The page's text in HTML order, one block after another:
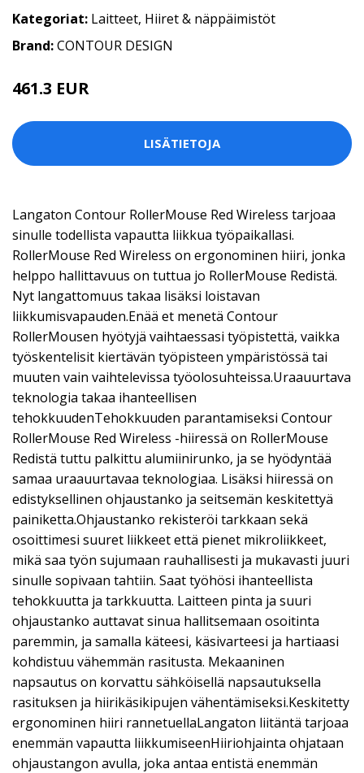
Kategoriat: Laitteet, Hiiret & näppäimistöt
Brand:CONTOUR DESIGN
461.3 EUR
LISÄTIETOJA
Langaton Contour RollerMouse Red Wireless tarjoaa
sinulle todellista vapautta liikkua työpaikallasi.
RollerMouse Red Wireless on ergonominen hiiri, jonka
helppo hallittavuus on tuttua jo RollerMouse Redistä.
Nyt langattomuus takaa lisäksi loistavan
liikkumisvapauden.Enää et menetä Contour
RollerMousen hyötyjä vaihtaessasi työpistettä, vaikka
työskentelisit kiertävän työpisteen ympäristössä tai
muuten vain vaihtelevissa työolosuhteissa.Uraauurtava
teknologia takaa ihanteellisen
tehokkuudenTehokkuuden parantamiseksi Contour
RollerMouse Red Wireless -hiiressä on RollerMouse
Redistä tuttu palkittu alumiinirunko, ja se hyödyntää
samaa uraauurtavaa teknologiaa. Lisäksi hiiressä on
edistyksellinen ohjaustanko ja seitsemän keskitettyä
painiketta.Ohjaustanko rekisteröi tarkkaan sekä
osoittimesi suuret liikkeet että pienet mikroliikkeet,
mikä saa työn sujumaan rauhallisesti ja mukavasti juuri
sinulle sopivaan tahtiin. Saat työhösi ihanteellista
tehokkuutta ja tarkkuutta. Laitteen pinta ja suuri
ohjaustanko auttavat sinua hallitsemaan osoitinta
paremmin, ja samalla käteesi, käsivarteesi ja hartiaasi
kohdistuu vähemmän rasitusta. Mekaaninen
napsautus on korvattu sähköisellä napsautuksella
rasituksen ja hiirikäsikipujen vähentämiseksi.Keskitetty
ergonominen hiiri rannetuellaLangaton liitäntä tarjoaa
enemmän vapautta liikkumiseenHiiriohjainta ohjataan
ohjaustangon avulla, joka antaa entistä enemmän